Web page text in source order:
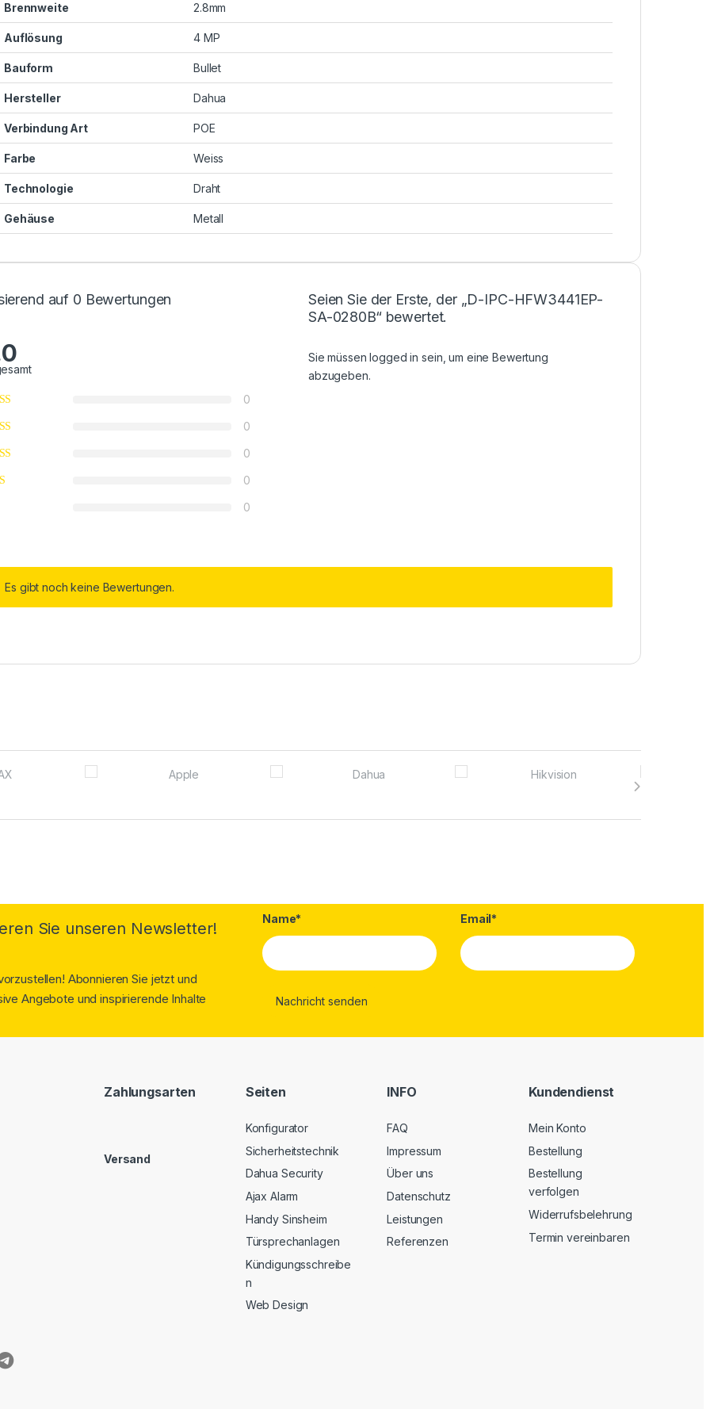
Brennweite 2.8mm
Auflösung 4 MP
Bauform Bullet
Hersteller Dahua
Verbindung Art POE
Farbe Weiss
Technologie Draht
Gehäuse Metall
auf 0 Bewertungen
0
0
0
0
0
Seien Sie der Erste, der „D-IPC-HFW3441EP-
SA-0280B“ bewertet.
Sie müssenlogged in sein, um eine Bewertung
abzugeben.
Es gibt noch keine Bewertungen.
Sie unseren Newsletter!
Abonnieren Sie jetzt und
Angebote und inspirierende Inhalte
Name* Email*
Zahlungsarten
Versand
Seiten
Konfigurator
Sicherheitstechnik
Dahua Security
Ajax Alarm
Handy Sinsheim
Türsprechanlagen
Kündigungsschreibe
n
Web Design
INFO
FAQ
Impressum
Über uns
Datenschutz
Leistungen
Referenzen
Kundendienst
Mein Konto
Bestellung
Bestellung
verfolgen
Widerrufsbelehrung
Termin vereinbaren